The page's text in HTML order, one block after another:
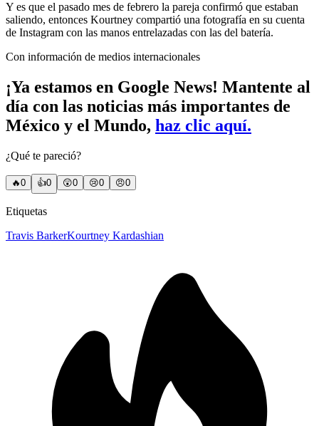
Y es que el pasado mes de febrero la pareja confirmó que estaban
saliendo, entonces Kourtney compartió una fotografía en su cuenta
de Instagram con las manos entrelazadas con las del batería.
Con información de medios internacionales
¡Ya estamos en Google News! Mantente al
día con las noticias más importantes de
México y el Mundo, haz clic aquí.
¿Qué te pareció?
🔥0 👍0 😲0 😢0 😠0
Etiquetas
Travis BarkerKourtney Kardashian